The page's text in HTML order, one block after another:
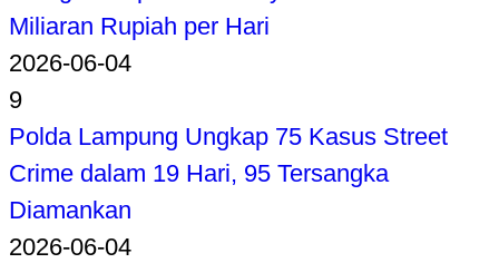
Miliaran Rupiah per Hari
2026-06-04
9
Polda Lampung Ungkap 75 Kasus Street
Crime dalam 19 Hari, 95 Tersangka
Diamankan
2026-06-04